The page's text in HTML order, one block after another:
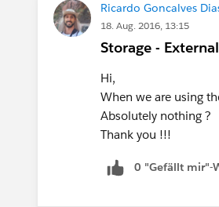
Ricardo Goncalves
18. Aug. 2016, 13:15
Storage -
Hi,
When we are using
Absolutely nothing ?
Thank you !!!
0 "Gefällt mir"-